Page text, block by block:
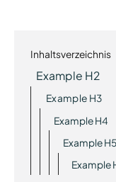
Inhaltsverzeichnis
Example H2
Example H3
Example H4
Example H5
Example